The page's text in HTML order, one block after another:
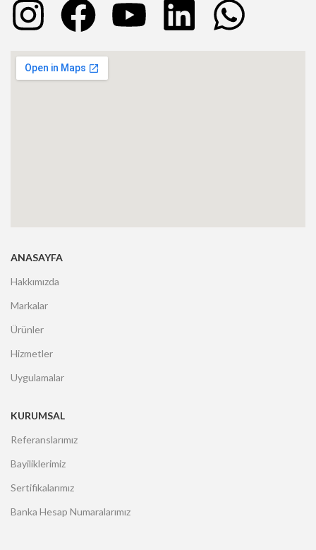
ANASAYFA
Hakkımızda
Markalar
Ürünler
Hizmetler
Uygulamalar
KURUMSAL
Referanslarımız
Bayiliklerimiz
Sertifikalarımız
Banka Hesap Numaralarımız